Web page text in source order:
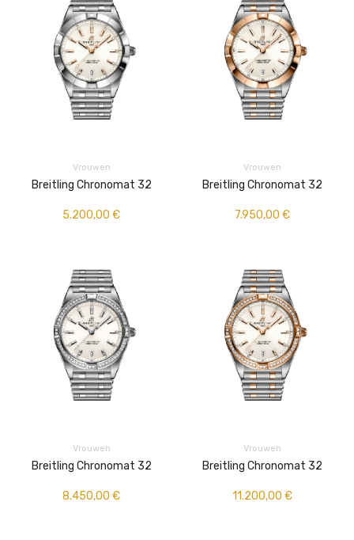
Vrouwen
Breitling Chronomat 32
5.200,00 €
Vrouwen
Breitling Chronomat 32
7.950,00 €
Vrouwen
Breitling Chronomat 32
8.450,00 €
Vrouwen
Breitling Chronomat 32
11.200,00 €